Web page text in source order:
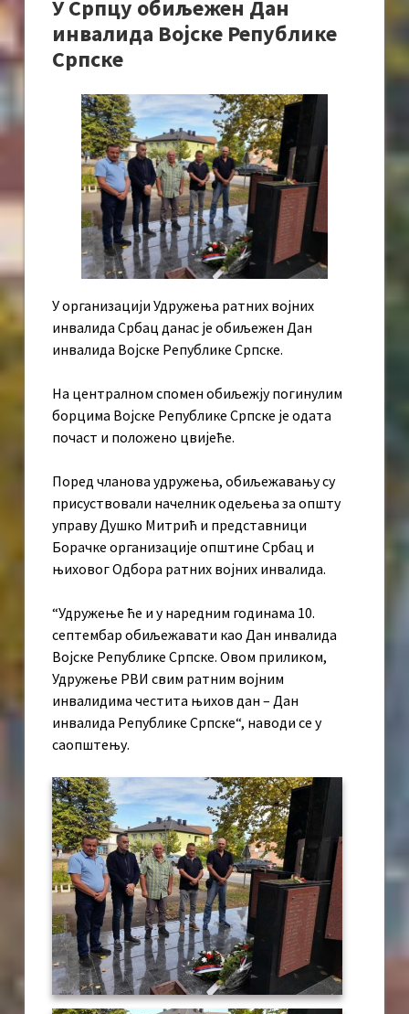
У Српцу обиљежен Дан
инвалида Војске Републике
Српске
У организацији Удружења ратних војних
инвалида Србац данас је обиљежен Дан
инвалида Војске Републике Српске.
На централном спомен обиљежју погинулим
борцима Војске Републике Српске је одата
почаст и положено цвијеће.
Поред чланова удружења, обиљежавању су
присуствовали начелник одељења за општу
управу Душко Митрић и представници
Борачке организације општине Србац и
њиховог Одбора ратних војних инвалида.
“Удружење ће и у наредним годинама 10.
септембар обиљежавати као Дан инвалида
Војске Републике Српске. Овом приликом,
Удружење РВИ свим ратним војним
инвалидима честита њихов дан – Дан
инвалида Републике Српске“, наводи се у
саопштењу.